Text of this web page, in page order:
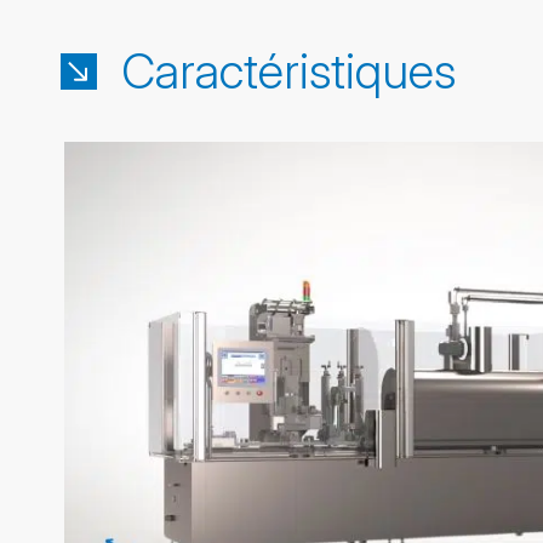
Caractéristiques